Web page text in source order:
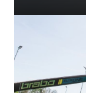
Voor
de
wedstrijd. De
snelheid en